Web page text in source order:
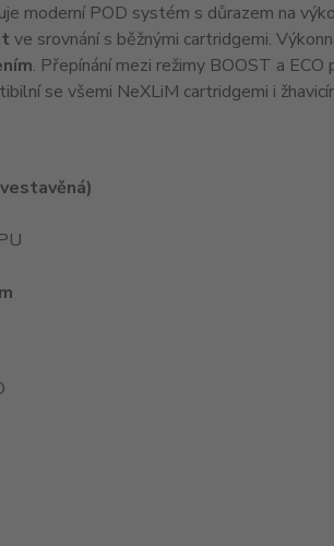
moderní POD systém s důrazem na
ve srovnání s běžnými cartridgemi.
. Přepínání mezi režimy BOOST a
se všemi NeXLiM cartridgemi i